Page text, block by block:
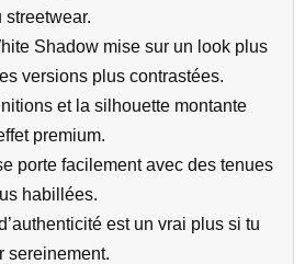
streetwear.
Shadow mise sur un look plus
versions plus contrastées.
et la silhouette montante
premium.
porte facilement avec des tenues
habillées.
est un vrai plus si tu
sereinement.